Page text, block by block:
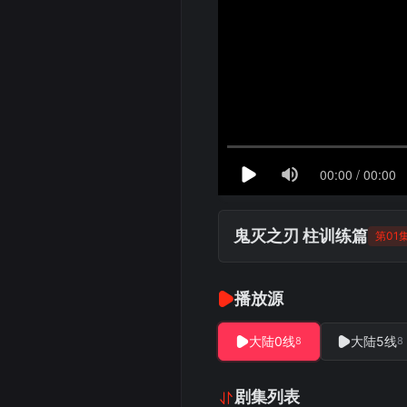
鬼灭之刃 柱训练篇 第01
播放源
大陆0线8 大陆5线8
剧集列表